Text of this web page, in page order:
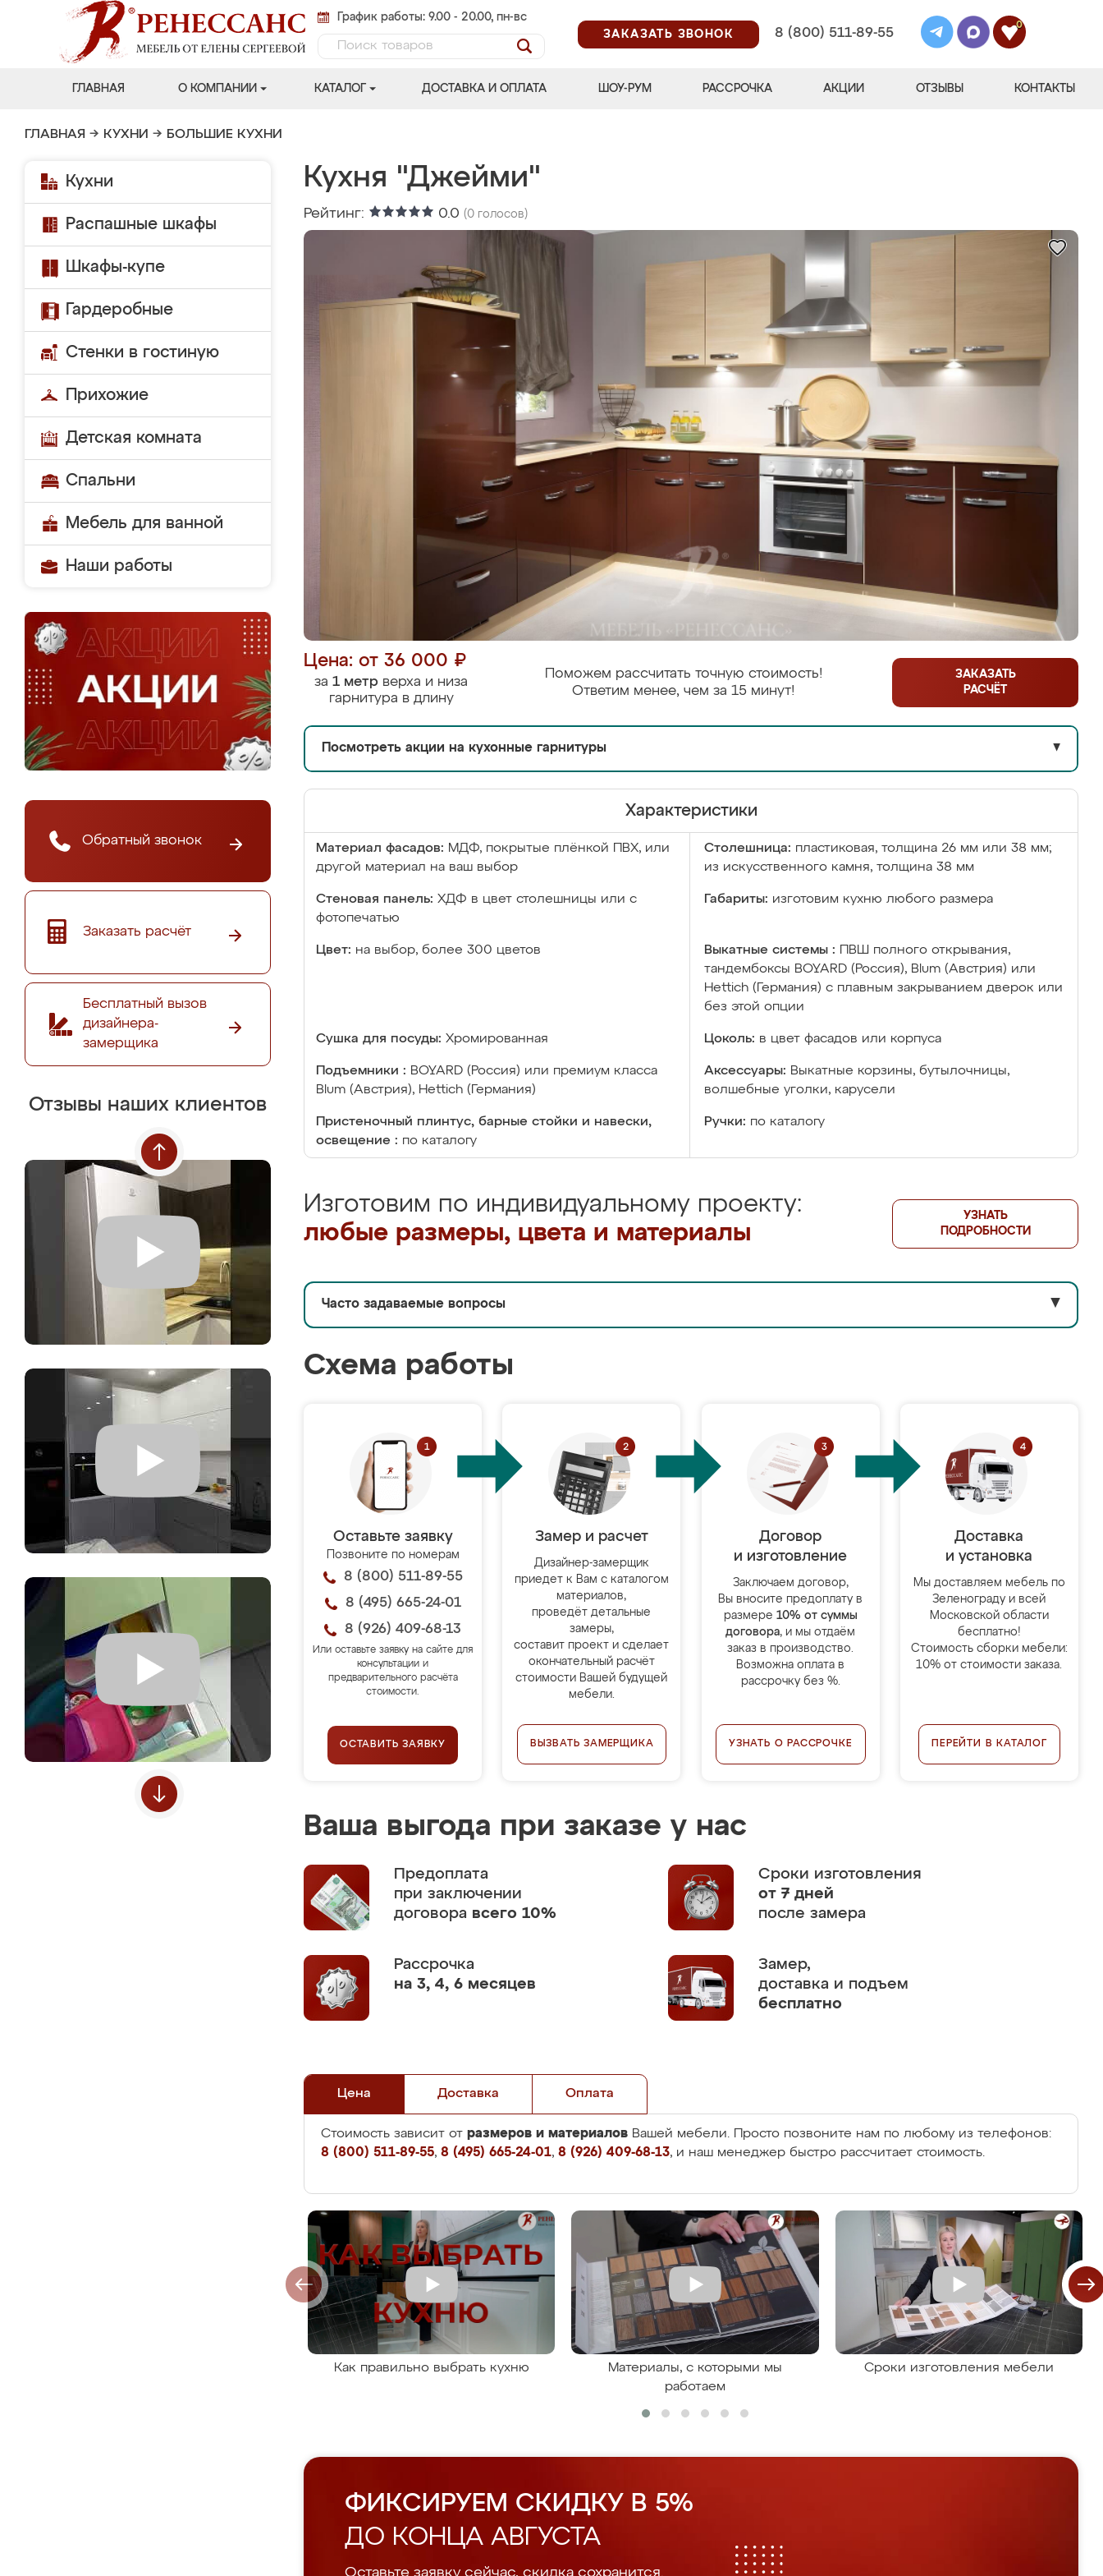
График работы: 9.00 - 20.00, пн-вс
ЗАКАЗАТЬ ЗВОНОК
8 (800) 511-89-55
0
ГЛАВНАЯ О КОМПАНИИ КАТАЛОГ ДОСТАВКА И ОПЛАТА ШОУ-РУМ РАССРОЧКА АКЦИИ ОТЗЫВЫ КОНТАКТЫ
ГЛАВНАЯ → КУХНИ → БОЛЬШИЕ КУХНИ
Кухни
Распашные шкафы
Шкафы-купе
Гардеробные
Стенки в гостиную
Прихожие
Детская комната
Спальни
Мебель для ванной
Наши работы
Обратный звонок
Заказать расчёт
Бесплатный вызов
дизайнера-
замерщика
Отзывы наших клиентов
Кухня "Джейми"
Рейтинг: 0.0 (0 голосов)
Цена: от 36 000 ₽
за 1 метр верха и низа
гарнитура в длину
Поможем рассчитать точную стоимость!
Ответим менее, чем за 15 минут!
ЗАКАЗАТЬ
РАСЧЁТ
Посмотреть акции на кухонные гарнитуры ▼
Характеристики
Материал фасадов: МДФ, покрытые плёнкой ПВХ, или
другой материал на ваш выбор
Столешница: пластиковая, толщина 26 мм или 38 мм;
из искусственного камня, толщина 38 мм
Стеновая панель: ХДФ в цвет столешницы или с
фотопечатью
Габариты: изготовим кухню любого размера
Цвет: на выбор, более 300 цветов Выкатные системы :
ПВШ полного открывания,
тандембоксы BOYARD (Россия), Blum (Австрия) или
Hettich (Германия) с плавным закрыванием дверок или
без этой опции
Сушка для посуды: Хромированная Цоколь: в цвет фасадов или корпуса
Подъемники : BOYARD (Россия) или премиум класса
Blum (Австрия), Hettich (Германия)
Аксессуары: Выкатные корзины, бутылочницы,
волшебные уголки, карусели
Пристеночный плинтус, барные стойки и навески,
освещение : по каталогу
Ручки: по каталогу
Изготовим по индивидуальному проекту:
любые размеры, цвета и материалы
УЗНАТЬ
ПОДРОБНОСТИ
Часто задаваемые вопросы ▼
Схема работы
Оставьте заявку
Позвоните по номерам
8 (800) 511-89-55
8 (495) 665-24-01
8 (926) 409-68-13
Или оставьте заявку на сайте для
консультации и
предварительного расчёта
стоимости.
ОСТАВИТЬ ЗАЯВКУ
Замер и расчет
Дизайнер-замерщик
приедет к Вам с каталогом
материалов,
проведёт детальные
замеры,
составит проект и сделает
окончательный расчёт
стоимости Вашей будущей
мебели.
ВЫЗВАТЬ ЗАМЕРЩИКА
Договор
и изготовление
Заключаем договор,
Вы вносите предоплату в
размере 10% от суммы
договора, и мы отдаём
заказ в производство.
Возможна оплата в
рассрочку без %.
УЗНАТЬ О РАССРОЧКЕ
Доставка
и установка
Мы доставляем мебель по
Зеленограду и всей
Московской области
бесплатно!
Стоимость сборки мебели:
10% от стоимости заказа.
ПЕРЕЙТИ В КАТАЛОГ
Ваша выгода при заказе у нас
Предоплата
при заключении
договора всего 10%
Сроки изготовления
от 7 дней
после замера
Рассрочка
на 3, 4, 6 месяцев
Замер,
доставка и подъем
бесплатно
Цена Доставка Оплата
Стоимость зависит от размеров и материалов Вашей мебели. Просто позвоните нам по любому из телефонов:
8 (800) 511-89-55, 8 (495) 665-24-01, 8 (926) 409-68-13, и наш менеджер быстро рассчитает стоимость.
Как правильно выбрать кухню
Материалы, с которыми мы
работаем
Сроки изготовления мебели
ФИКСИРУЕМ СКИДКУ В 5%
ДО КОНЦА АВГУСТА
Оставьте заявку сейчас, скидка сохранится.